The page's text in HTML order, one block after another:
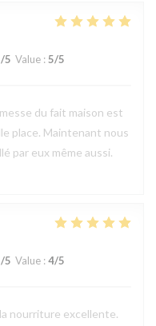
/5 Value : 5/5
du fait maison est
place. Maintenant nous
par eux même aussi.
/5 Value : 4/5
nourriture excellente.